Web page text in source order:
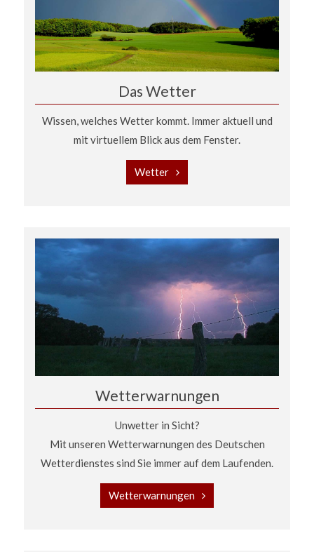
Das Wetter
Wissen, welches Wetter kommt. Immer aktuell und
mit virtuellem Blick aus dem Fenster.
Wetter
Wetterwarnungen
Unwetter in Sicht?
Mit unseren Wetterwarnungen des Deutschen
Wetterdienstes sind Sie immer auf dem Laufenden.
Wetterwarnungen